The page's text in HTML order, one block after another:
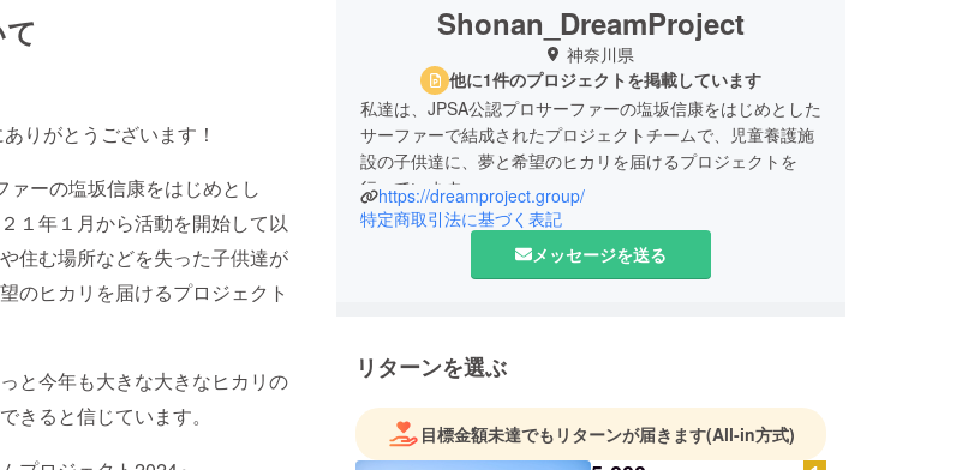
りがとうございます！
ーの塩坂信康をはじめとし
１年１月から活動を開始して以
住む場所などを失った子供達が
のヒカリを届けるプロジェクト
と今年も大きな大きなヒカリの
きると信じています。
Shonan_DreamProject
神奈川県
他に1件のプロジェクトを掲載しています
私達は、JPSA公認プロサーファーの塩坂信康をはじめとした
サーファーで結成されたプロジェクトチームで、児童養護施
設の子供達に、夢と希望のヒカリを届けるプロジェクトを
行っています。
https://dreamproject.group/
特定商取引法に基づく表記
メッセージを送る
リターンを選ぶ
目標金額未達でもリターンが届きます(All-in方式)